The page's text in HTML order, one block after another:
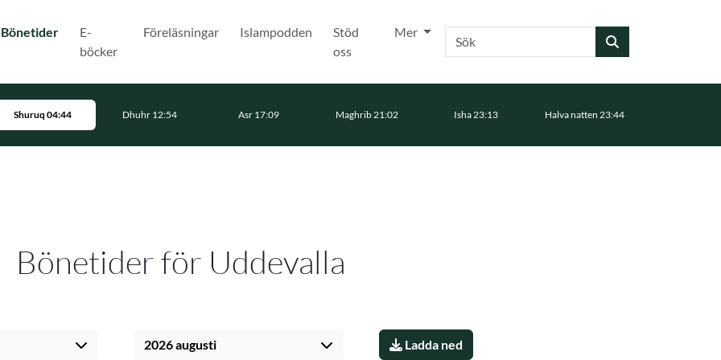
Bönetider(Nuvarande)
E-
böcker
Föreläsningar Islampodden
Stöd
oss
Mer Sök
Shuruq 04:44 Dhuhr 12:54 Asr 17:09 Maghrib 21:02 Isha 23:13 Halva natten 23:44
Bönetider för Uddevalla
2026 augusti Ladda ned